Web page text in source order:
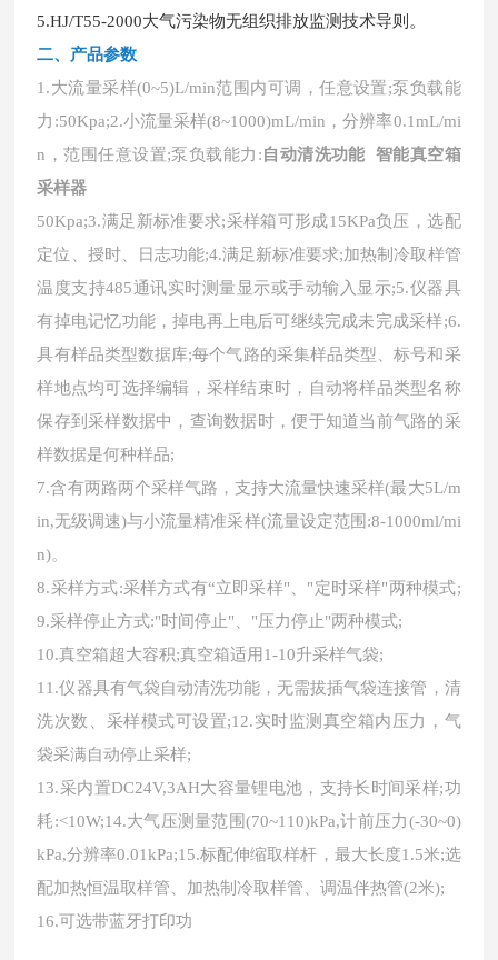
5.HJ/T55-2000大气污染物无组织排放监测技术导则。
二、 产品参数
1.大流量采样(0~5)L/min范围内可调，任意设置;泵负载能
力:50Kpa;2.小流量采样(8~1000)mL/min，分辨率0.1mL/mi
n，范围任意设置;泵负载能力:自动清洗功能 智能真空箱
采样器
50Kpa;3.满足新标准要求;采样箱可形成15KPa负压，选配
定位、授时、日志功能;4.满足新标准要求;加热制冷取样管
温度支持485通讯实时测量显示或手动输入显示;5.仪器具
有掉电记忆功能，掉电再上电后可继续完成未完成采样;6.
具有样品类型数据库;每个气路的采集样品类型、标号和采
样地点均可选择编辑，采样结束时，自动将样品类型名称
保存到采样数据中，查询数据时，便于知道当前气路的采
样数据是何种样品;
7.含有两路两个采样气路，支持大流量快速采样(最大5L/m
in,无级调速)与小流量精准采样(流量设定范围:8-1000ml/mi
n)。
8.采样方式:采样方式有“立即采样"、"定时采样"两种模式;
9.采样停止方式:"时间停止"、"压力停止"两种模式;
10.真空箱超大容积;真空箱适用1-10升采样气袋;
11.仪器具有气袋自动清洗功能，无需拔插气袋连接管，清
洗次数、采样模式可设置;12.实时监测真空箱内压力，气
袋采满自动停止采样;
13.采内置DC24V,3AH大容量锂电池，支持长时间采样;功
耗:<10W;14.大气压测量范围(70~110)kPa,计前压力(-30~0)
kPa,分辨率0.01kPa;15.标配伸缩取样杆，最大长度1.5米;选
配加热恒温取样管、加热制冷取样管、调温伴热管(2米);
16.可选带蓝牙打印功